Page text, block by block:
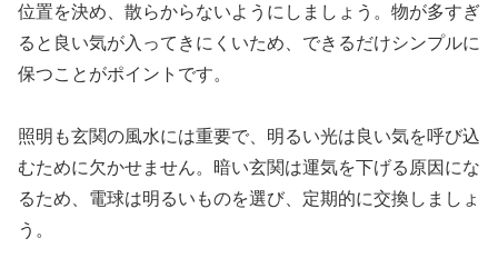
位置を決め、散らからないようにしましょう。物が多すぎ
ると良い気が入ってきにくいため、できるだけシンプルに
保つことがポイントです。
照明も玄関の風水には重要で、明るい光は良い気を呼び込
むために欠かせません。暗い玄関は運気を下げる原因にな
るため、電球は明るいものを選び、定期的に交換しましょ
う。